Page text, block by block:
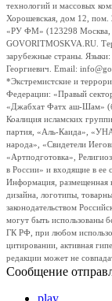
технологий и массовых
Хорошевская, дом 12, пом.
«РУ ФМ» (123298 Москва,
GOVORITMOSKVA.RU.
зарубежные страны. Языки:
Георгиевич. Email:
*Экстремистские и
Федерации: «Правый
«Джабхат Фатх аш-Шам»
Коалиция исламских
партия, «Аль-Каида»,
народа», «Свидетели
«Артподготовка»,
в России» и входящие в ее
Информация, размещенная
дизайна, логотипы,
законодательством
могут быть использованы
ГК РФ, при любом
цитировании, активная
редакции может не
Сообщение
play